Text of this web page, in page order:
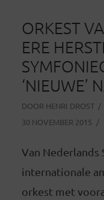
ORKEST
ERE
‘NIEUWE’
DOOR HENRI DROST
30 NOVEMBER 2015
Van
internationale
orkest met